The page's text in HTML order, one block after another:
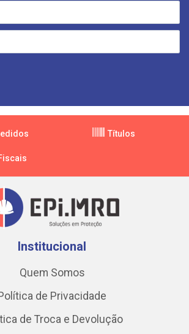
Títulos
Institucional
Quem Somos
de Privacidade
de Troca e Devolução